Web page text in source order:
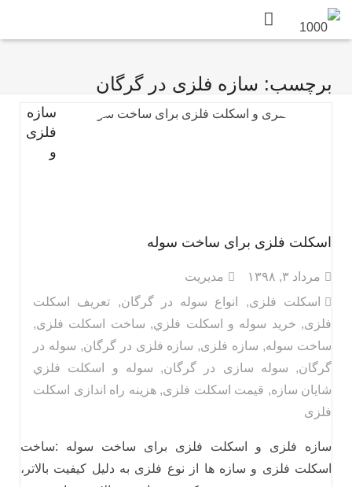
برچسب: سازه فلزی در گرگان
سازه
فلزی
و
اسکلت فلزی برای ساخت سوله
مرداد ۳, ۱۳۹۸
مدیریت
اسکلت فلزی, انواع سوله در گرگان, تعریف اسکلت
فلزی, خرید سوله و اسكلت فلزي, ساخت اسکلت فلزی,
ساخت سوله, سازه فلزی, سازه فلزی در گرگان, سوله در
گرگان, سوله سازی در گرگان, سوله و اسكلت فلزي
شایان سازه, قیمت اسکلت فلزی,هزینه راه اندازی اسکلت
فلزی
سازه فلزی و اسکلت فلزی برای ساخت سوله :ساخت
اسکلت فلزی و سازه ها از نوع فلزی به دلیل کیفیت بالاتر،